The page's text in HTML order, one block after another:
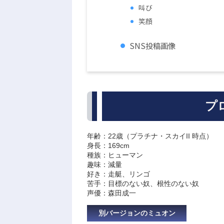
叫び
笑顔
SNS投稿画像
プ
年齢：22歳（プラチナ・スカイII 時点）
身長：169cm
種族：ヒューマン
趣味：減量
好き：走艇、リンゴ
苦手：目標のない奴、根性のない奴
声優：森田成一
別バージョンのミュオン